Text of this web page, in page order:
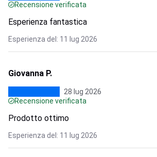
Recensione verificata
Esperienza fantastica
Esperienza del: 11 lug 2026
Giovanna P.
28 lug 2026
Recensione verificata
Prodotto ottimo
Esperienza del: 11 lug 2026